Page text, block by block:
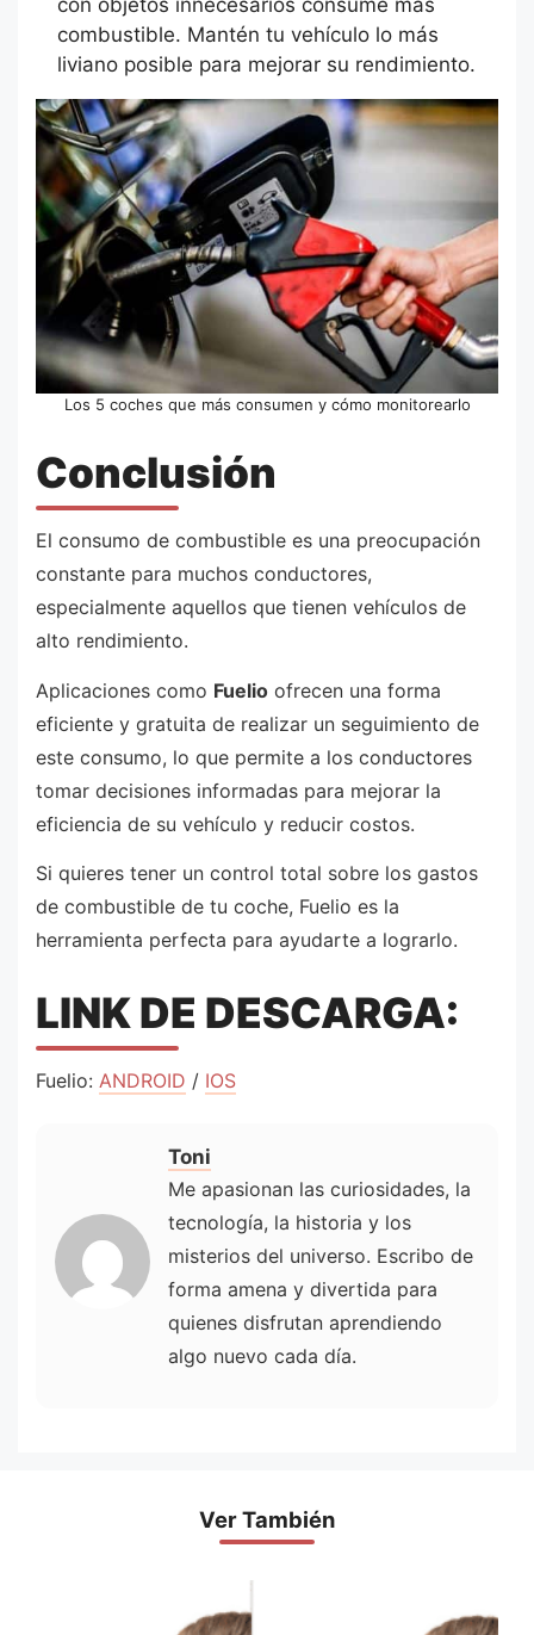
con objetos innecesarios consume más
combustible. Mantén tu vehículo lo más
liviano posible para mejorar su rendimiento.
Los 5 coches que más consumen y cómo monitorearlo
Conclusión
El consumo de combustible es una preocupación
constante para muchos conductores,
especialmente aquellos que tienen vehículos de
alto rendimiento.
Aplicaciones como Fuelio ofrecen una forma
eficiente y gratuita de realizar un seguimiento de
este consumo, lo que permite a los conductores
tomar decisiones informadas para mejorar la
eficiencia de su vehículo y reducir costos.
Si quieres tener un control total sobre los gastos
de combustible de tu coche, Fuelio es la
herramienta perfecta para ayudarte a lograrlo.
LINK DE DESCARGA:
Fuelio: ANDROID / IOS
Toni
Me apasionan las curiosidades, la
tecnología, la historia y los
misterios del universo. Escribo de
forma amena y divertida para
quienes disfrutan aprendiendo
algo nuevo cada día.
Ver También